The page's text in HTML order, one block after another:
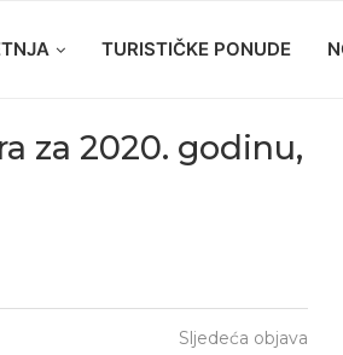
TURISTIČKE PONUDE
za 2020. godinu,
Sljedeća objava